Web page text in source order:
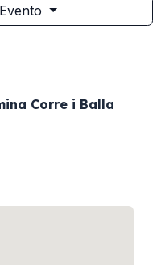
Corre i Balla